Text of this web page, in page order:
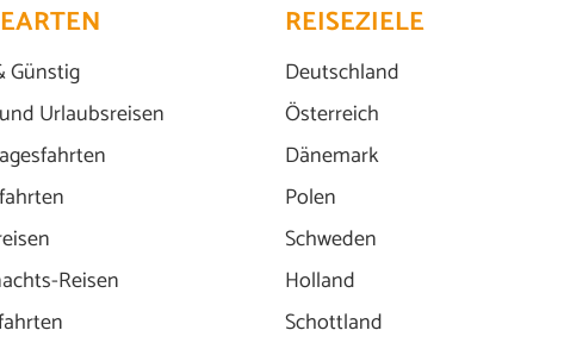
Günstig
Urlaubsreisen
Reisen
REISEZIELE
Deutschland
Österreich
Dänemark
Polen
Schweden
Holland
Schottland